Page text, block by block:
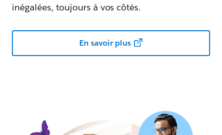
inégalées, toujours à vos côtés.
En savoir plus